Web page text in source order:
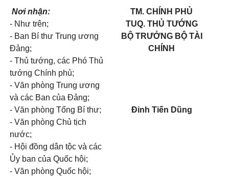
Nơi nhận:
- Như trên;
- Ban Bí thư Trung ương
Đảng;
- Thủ tướng, các Phó Thủ
tướng Chính phủ;
- Văn phòng Trung ương
và các Ban của Đảng;
- Văn phòng Tổng Bí thư;
- Văn phòng Chủ tịch
nước;
- Hội đồng dân tộc và các
Ủy ban của Quốc hội;
- Văn phòng Quốc hội;
TM. CHÍNH PHỦ
TUQ. THỦ TƯỚNG
BỘ TRƯỞNG BỘ TÀI
CHÍNH
Đinh Tiến Dũng